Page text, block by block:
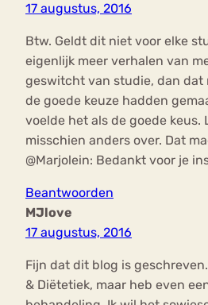
17 augustus, 2016
Btw. Geldt dit niet voor elke
eigenlijk meer verhalen van
geswitcht van studie, dan dat
de goede keuze hadden
voelde het als de goede keus.
misschien anders over. Dat
@Marjolein: Bedankt voor je
Beantwoorden
MJlove
17 augustus, 2016
Fijn dat dit blog is
& Diëtetiek, maar heb even